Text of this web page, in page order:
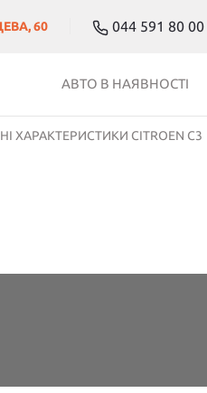
60 044 591 80 00
АВТО В НАЯВНОСТІ
ХАРАКТЕРИСТИКИ CITROEN C3